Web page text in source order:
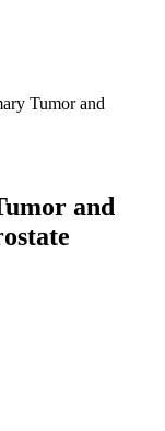
Tumor and
and